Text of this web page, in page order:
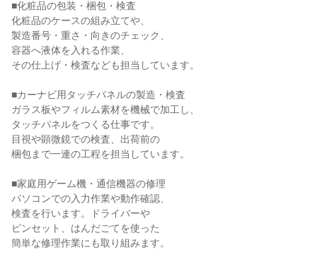
■化粧品の包装・梱包・検査
化粧品のケースの組み立てや、
製造番号・重さ・向きのチェック、
容器へ液体を入れる作業、
その仕上げ・検査なども担当しています。
■カーナビ用タッチパネルの製造・検査
ガラス板やフィルム素材を機械で加工し、
タッチパネルをつくる仕事です。
目視や顕微鏡での検査、出荷前の
梱包まで一連の工程を担当しています。
■家庭用ゲーム機・通信機器の修理
パソコンでの入力作業や動作確認、
検査を行います。ドライバーや
ピンセット、はんだごてを使った
簡単な修理作業にも取り組みます。